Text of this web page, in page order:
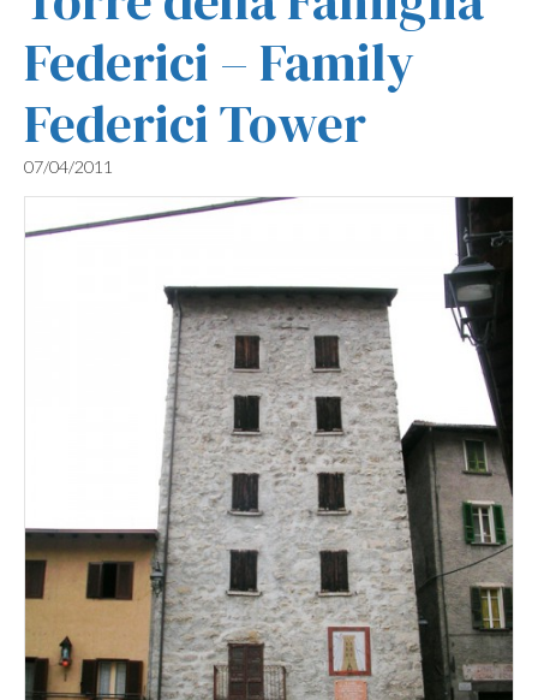
Federici – Family
Federici Tower
07/04/2011